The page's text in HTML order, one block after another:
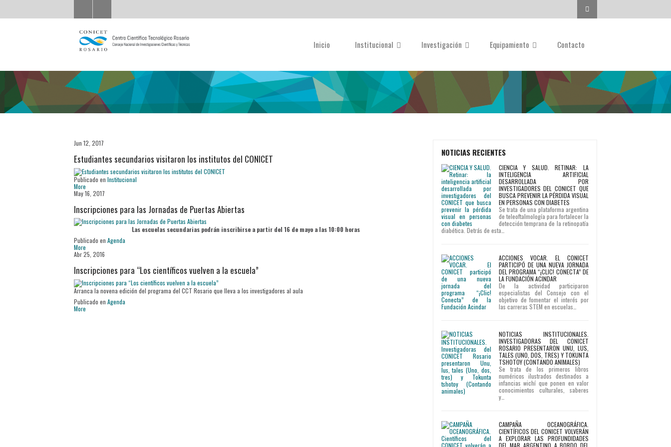
Inicio Institucional Investigación Equipamiento Contacto
Jun 12, 2017
Estudiantes secundarios visitaron los institutos del CONICET
Publicado en Institucional
More
May 16, 2017
Inscripciones para las Jornadas de Puertas Abiertas
Las escuelas secundarias podrán inscribirse a partir del 16 de mayo a las 10:00 horas
Publicado en Agenda
More
Abr 25, 2016
Inscripciones para “Los científicos vuelven a la escuela”
Arranca la novena edición del programa del CCT Rosario que lleva a los investigadores al aula
Publicado en Agenda
More
NOTICIAS RECIENTES
CIENCIA Y SALUD. RETINAR: LA
INTELIGENCIA ARTIFICIAL
DESARROLLADA POR
INVESTIGADORES DEL CONICET QUE
BUSCA PREVENIR LA PÉRDIDA VISUAL
EN PERSONAS CON DIABETES
Se trata de una plataforma argentina
de teleoftalmología para fortalecer la
detección temprana de la retinopatía
diabética. Detrás de esta…
ACCIONES VOCAR. EL CONICET
PARTICIPÓ DE UNA NUEVA JORNADA
DEL PROGRAMA “¡CLIC! CONECTA” DE
LA FUNDACIÓN ACINDAR
De la actividad participaron
especialistas del Consejo con el
objetivo de fomentar el interés por
las carreras STEM en escuelas…
NOTICIAS INSTITUCIONALES.
INVESTIGADORAS DEL CONICET
ROSARIO PRESENTARON UNU, LUS,
TALES (UNO, DOS, TRES) Y TOKUNTA
TSHOTOY (CONTANDO ANIMALES)
Se trata de los primeros libros
numéricos ilustrados destinados a
infancias wichí que ponen en valor
conocimientos culturales, saberes
y…
CAMPAÑA OCEANOGRÁFICA.
CIENTÍFICOS DEL CONICET VOLVERÁN
A EXPLORAR LAS PROFUNDIDADES
DEL MAR ARGENTINO A BORDO DEL